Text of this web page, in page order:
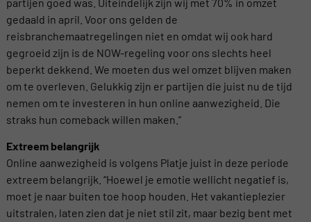
gedaald in april. Voor ons gelden de
reisbranchemaatregelingen niet en omdat wij ook hard
gegroeid zijn is de NOW-regeling voor ons slechts heel
beperkt dekkend. We moeten dus wel omzet blijven maken
om te overleven. Gelukkig zijn er partijen die juist nu de tijd
nemen om te investeren in hun online aanwezigheid. Die
straks hun comeback willen maken.”
Extreem belangrijk
Online aanwezigheid is volgens Platje juist in deze periode
extreem belangrijk. “Hoewel je emotie wellicht negatief is,
moet je naar buiten toe hoop houden. Het vakantieplezier
uitstralen, laten zien dat je niet stil zit, maar bezig bent met